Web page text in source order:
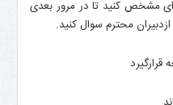
ای مشخص کنید تا در مرور بعدی
محترم سوال کنید.